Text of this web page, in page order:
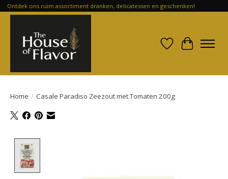
Ontdek ons ruim assortiment dranken, delicatessen en geschenken!
Verlanglijst
Home / Casale Paradiso Zeezout met Tomaten 200g